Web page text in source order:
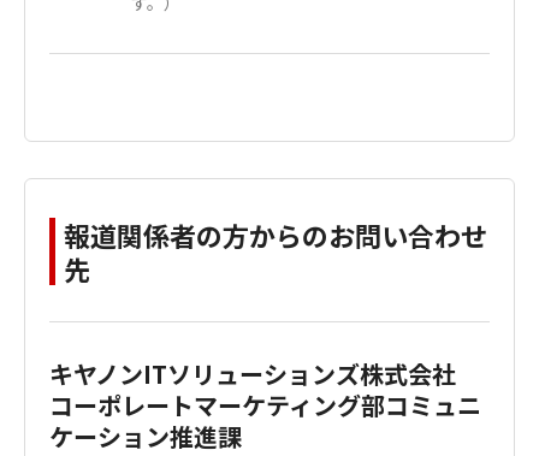
報道関係者の方からのお問い合わせ
先
キヤノンITソリューションズ株式会社
コーポレートマーケティング部コミュニ
ケーション推進課